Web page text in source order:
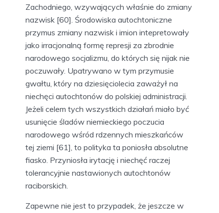
Zachodniego, wzywających właśnie do zmiany
nazwisk [60]. Środowiska autochtoniczne
przymus zmiany nazwisk i imion intepretowały
jako irracjonalną formę represji za zbrodnie
narodowego socjalizmu, do których się nijak nie
poczuwały. Upatrywano w tym przymusie
gwałtu, który na dziesięciolecia zaważył na
niechęci autochtonów do polskiej administracji.
Jeżeli celem tych wszystkich działań miało być
usunięcie śladów niemieckiego poczucia
narodowego wśród rdzennych mieszkańców
tej ziemi [61], to polityka ta poniosła absolutne
fiasko. Przyniosła irytację i niechęć raczej
tolerancyjnie nastawionych autochtonów
raciborskich.
Zapewne nie jest to przypadek, że jeszcze w